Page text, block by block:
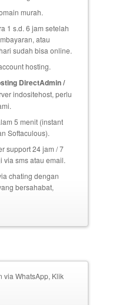
murah.
1 s.d. 6 jam setelah
atau
sudah bisa online.
hosting.
DirectAdmin /
indositehost, perlu
5 menit (instant
Softaculous).
support 24 jam / 7
via sms atau email.
chating dengan
bersahabat,
via WhatsApp, Klik